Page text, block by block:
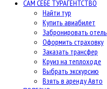
САМ СЕБЕ ТУРАГЕНТСТВО
Найти тур
Купить авиабилет
Забронировать отель
Оформить страховку
Заказать трансфер
Круиз на теплоходе
Выбрать экскурсию
Взять в аренду Авто